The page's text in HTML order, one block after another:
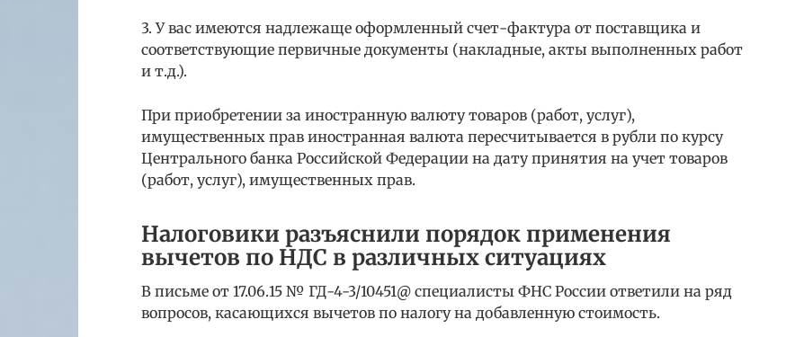
3. У вас имеются надлежаще оформленный счет-фактура от поставщика и
соответствующие первичные документы (накладные, акты выполненных работ
и т.д.).
При приобретении за иностранную валюту товаров (работ, услуг),
имущественных прав иностранная валюта пересчитывается в рубли по курсу
Центрального банка Российской Федерации на дату принятия на учет товаров
(работ, услуг), имущественных прав.
Налоговики разъяснили порядок применения
вычетов по НДС в различных ситуациях
В письме от 17.06.15 № ГД-4-3/10451@ специалисты ФНС России ответили на ряд
вопросов, касающихся вычетов по налогу на добавленную стоимость.